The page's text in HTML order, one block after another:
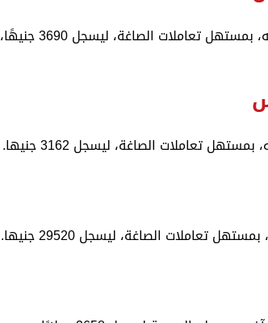
استمر سعر الذهب عيار 21 اليوم الخميس 5 ديسمبر 2024 ثباته، بمستهل تعاملات الصاغة، ليسجل 3690 جنيهًا،